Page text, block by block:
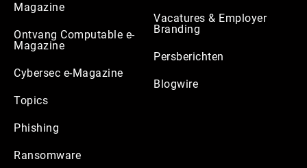
Magazine
Ontvang Computable e-
Magazine
Cybersec e-Magazine
Topics
Phishing
Ransomware
Vacatures & Employer
Branding
Persberichten
Blogwire